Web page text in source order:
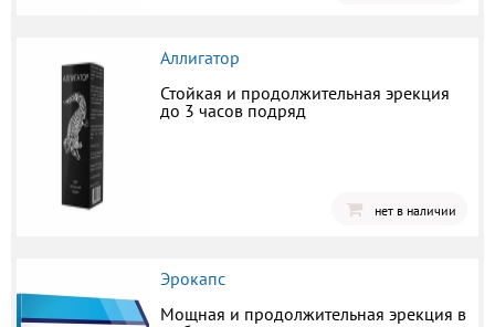
Аллигатор
Стойкая и продолжительная эрекция
до 3 часов подряд
нет в наличии
Эрокапс
Мощная и продолжительная эрекция в